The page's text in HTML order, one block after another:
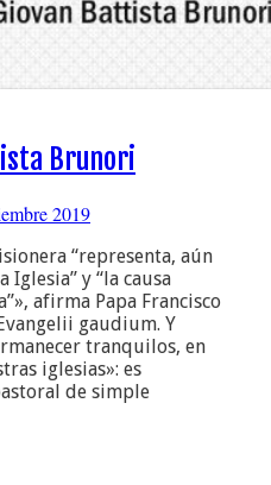
Brunori
2019
“representa, aún
y “la causa
afirma Papa Francisco
gaudium. Y
tranquilos, en
iglesias»: es
de simple